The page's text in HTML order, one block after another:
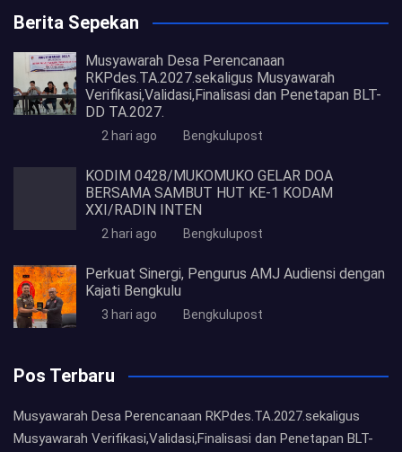
Berita Sepekan
Musyawarah Desa Perencanaan
RKPdes.TA.2027.sekaligus Musyawarah
Verifikasi,Validasi,Finalisasi dan Penetapan BLT-
DD TA.2027.
2 hari ago Bengkulupost
KODIM 0428/MUKOMUKO GELAR DOA
BERSAMA SAMBUT HUT KE-1 KODAM
XXI/RADIN INTEN
2 hari ago Bengkulupost
Perkuat Sinergi, Pengurus AMJ Audiensi dengan
Kajati Bengkulu
3 hari ago Bengkulupost
Pos Terbaru
Musyawarah Desa Perencanaan RKPdes.TA.2027.sekaligus
Musyawarah Verifikasi,Validasi,Finalisasi dan Penetapan BLT-